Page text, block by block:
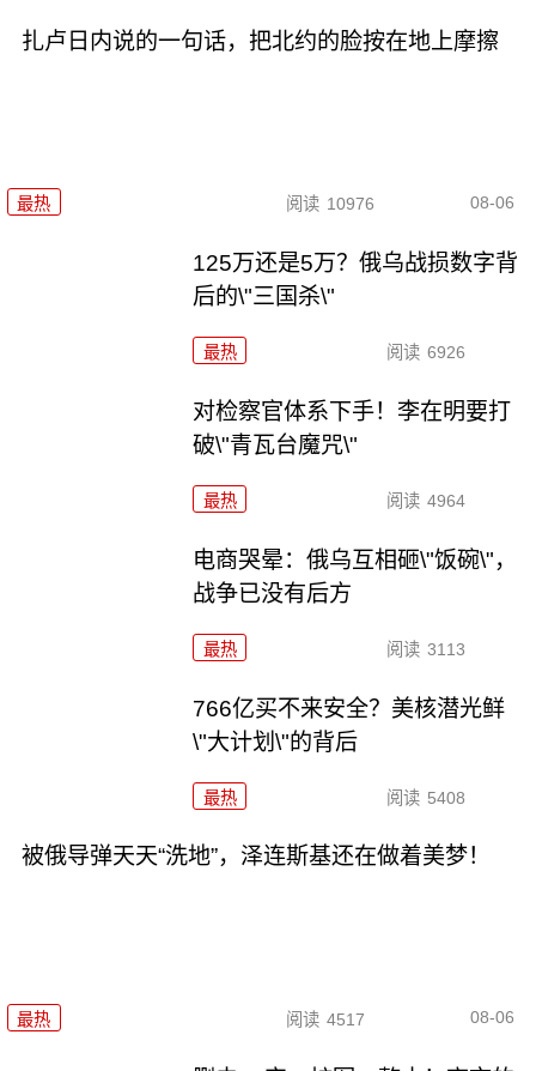
扎卢日内说的一句话，把北约的脸按在地上摩擦
最热 阅读 10976 08-06
125万还是5万？俄乌战损数字背
后的\"三国杀\"
最热 阅读 6926
对检察官体系下手！李在明要打
破\"青瓦台魔咒\"
最热 阅读 4964
电商哭晕：俄乌互相砸\"饭碗\"，
战争已没有后方
最热 阅读 3113
766亿买不来安全？美核潜光鲜
\"大计划\"的背后
最热 阅读 5408
被俄导弹天天“洗地”，泽连斯基还在做着美梦！
最热 阅读 4517 08-06